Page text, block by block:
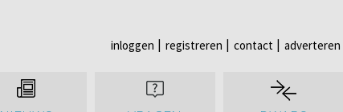
inloggen registreren contact adverteren